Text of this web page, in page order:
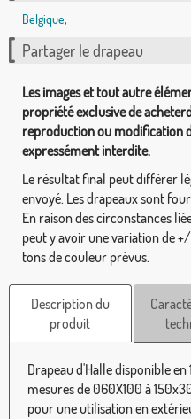
Belgique,
Partager le drapeau
Les images et tout autre
propriété exclusive de
reproduction ou modification
expressément interdite.
Le résultat final peut différer
envoyé. Les drapeaux sont
En raison des circonstances
peut y avoir une variation de
tons de couleur prévus.
Description du
produit
Drapeau d'Halle disponible
mesures de 060X100 à
pour une utilisation en